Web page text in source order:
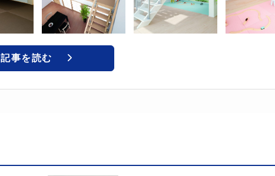
記事を読む